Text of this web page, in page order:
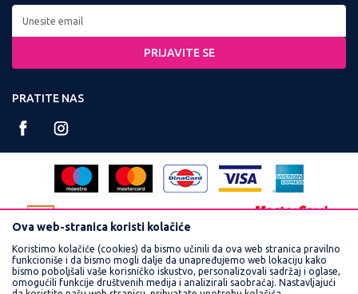
Radno vreme:
Ponedeljak - Petak od
160-359251-90
PIB:
102748300
Matični broj:
17462989
Najčešća pitanja
Kako kupiti
Isporuka
Povraćaj sredstava
Zamena veličine i zamena artikla za drugi
PRIJAVITE SE
PRATITE NAS
Ova web-stranica koristi kolačiće
Koristimo kolačiće (cookies) da bismo učinili da ova web stranica pravilno
funkcioniše i da bismo mogli dalje da unapređujemo web lokaciju kako
bismo poboljšali vaše korisničko iskustvo, personalizovali sadržaj i oglase,
omogućili funkcije društvenih medija i analizirali saobraćaj. Nastavljajući